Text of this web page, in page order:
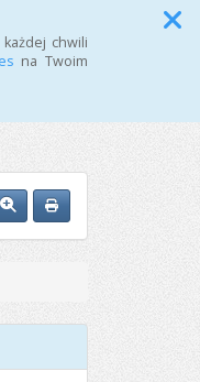
chwili
na Twoim